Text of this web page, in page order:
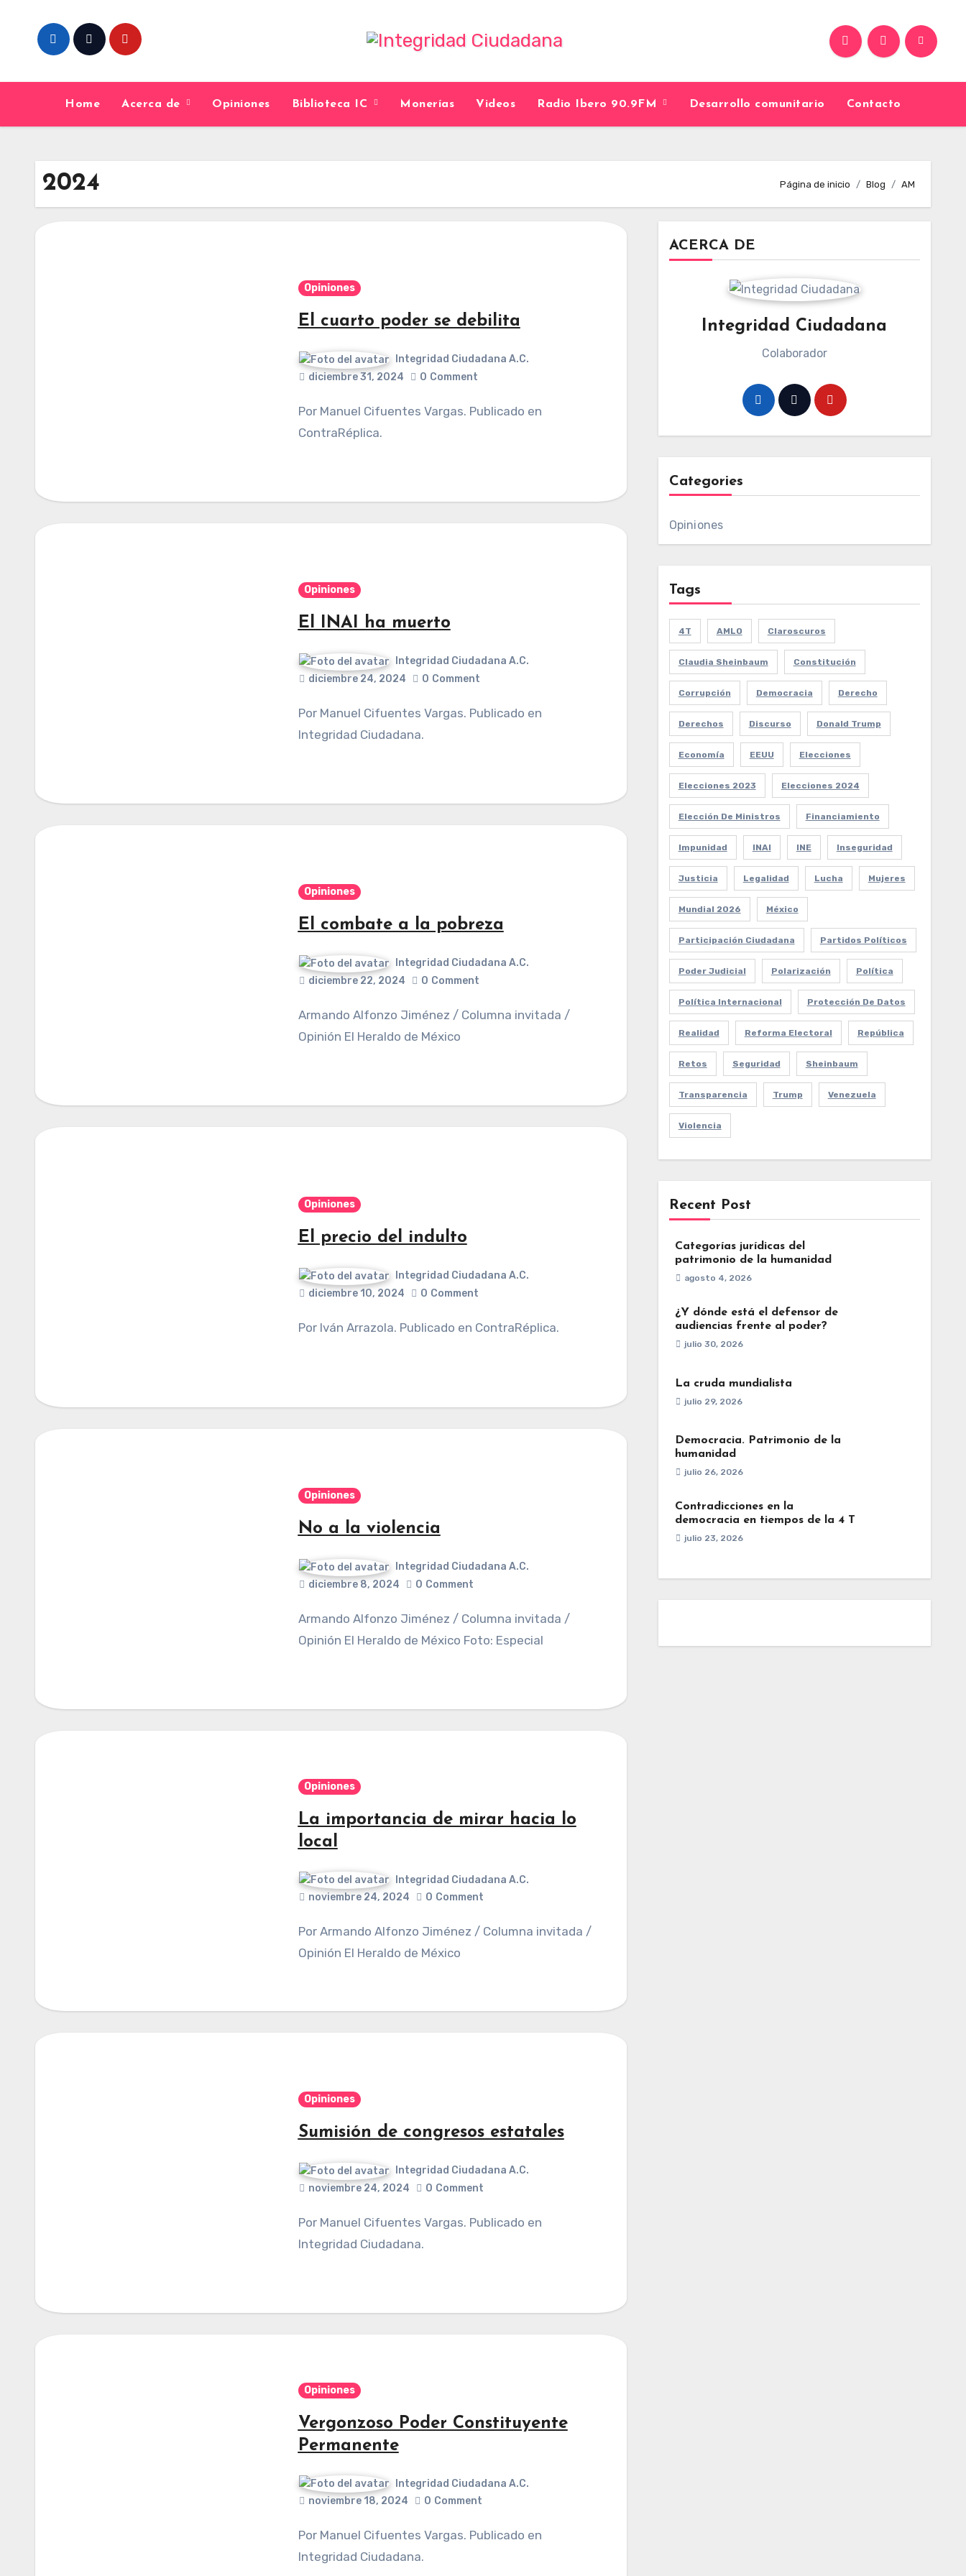
content
Home Acerca de Opiniones Biblioteca IC Monerías Videos Radio Ibero 90.9FM Desarrollo comunitario Contacto
2024 Página de inicio Blog AM
Opiniones
El cuarto poder se debilita
Integridad Ciudadana A.C.
diciembre 31, 2024
0 Comment
Por Manuel Cifuentes Vargas. Publicado en
ContraRéplica.
Opiniones
El INAI ha muerto
Integridad Ciudadana A.C.
diciembre 24, 2024
0 Comment
Por Manuel Cifuentes Vargas. Publicado en
Integridad Ciudadana.
Opiniones
El combate a la pobreza
Integridad Ciudadana A.C.
diciembre 22, 2024
0 Comment
Armando Alfonzo Jiménez / Columna invitada /
Opinión El Heraldo de México
Opiniones
El precio del indulto
Integridad Ciudadana A.C.
diciembre 10, 2024
0 Comment
Por Iván Arrazola. Publicado en ContraRéplica.
Opiniones
No a la violencia
Integridad Ciudadana A.C.
diciembre 8, 2024
0 Comment
Armando Alfonzo Jiménez / Columna invitada /
Opinión El Heraldo de México Foto: Especial
Opiniones
La importancia de mirar hacia lo
local
Integridad Ciudadana A.C.
noviembre 24, 2024
0 Comment
Por Armando Alfonzo Jiménez / Columna invitada /
Opinión El Heraldo de México
Opiniones
Sumisión de congresos estatales
Integridad Ciudadana A.C.
noviembre 24, 2024
0 Comment
Por Manuel Cifuentes Vargas. Publicado en
Integridad Ciudadana.
Opiniones
Vergonzoso Poder Constituyente
Permanente
Integridad Ciudadana A.C.
noviembre 18, 2024
0 Comment
Por Manuel Cifuentes Vargas. Publicado en
Integridad Ciudadana.
ACERCA DE
Integridad Ciudadana
Colaborador
Categories
Opiniones
Tags
4T AMLO Claroscuros
Claudia Sheinbaum Constitución
Corrupción Democracia Derecho
Derechos Discurso Donald Trump
Economía EEUU Elecciones
Elecciones 2023 Elecciones 2024
Elección De Ministros Financiamiento
Impunidad INAI INE Inseguridad
Justicia Legalidad Lucha Mujeres
Mundial 2026 México
Participación Ciudadana Partidos Políticos
Poder Judicial Polarización Política
Política Internacional Protección De Datos
Realidad Reforma Electoral República
Retos Seguridad Sheinbaum
Transparencia Trump Venezuela
Violencia
Recent Post
Categorías jurídicas del
patrimonio de la humanidad
agosto 4, 2026
¿Y dónde está el defensor de
audiencias frente al poder?
julio 30, 2026
La cruda mundialista
julio 29, 2026
Democracia. Patrimonio de la
humanidad
julio 26, 2026
Contradicciones en la
democracia en tiempos de la 4 T
julio 23, 2026